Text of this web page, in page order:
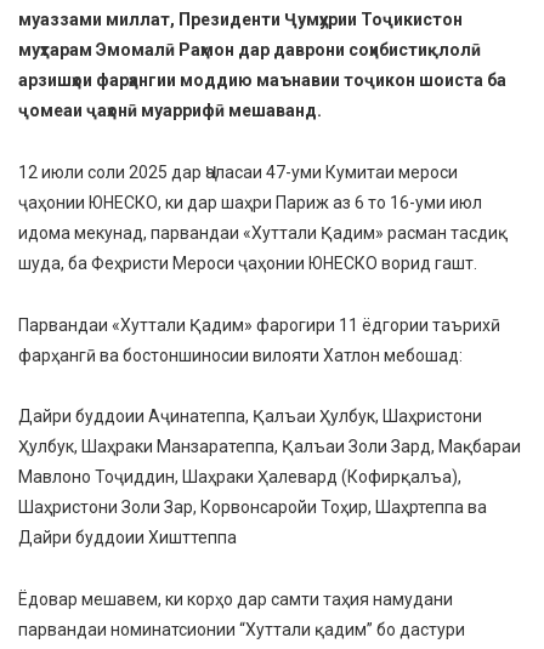
муаззами миллат, Президенти Ҷумҳурии Тоҷикистон
муҳтарам Эмомалӣ Раҳмон дар даврони соҳибистиқлолӣ
арзишҳои фарҳангии моддию маънавии тоҷикон шоиста ба
ҷомеаи ҷаҳонӣ муаррифӣ мешаванд.
12 июли соли 2025 дар Ҷаласаи 47-уми Кумитаи мероси
ҷаҳонии ЮНЕСКО, ки дар шаҳри Париж аз 6 то 16-уми июл
идома мекунад, парвандаи «Хуттали Қадим» расман тасдиқ
шуда, ба Феҳристи Мероси ҷаҳонии ЮНЕСКО ворид гашт.
Парвандаи «Хуттали Қадим» фарогири 11 ёдгории таърихӣ
фарҳангӣ ва бостоншиносии вилояти Хатлон мебошад:
Дайри буддоии Аҷинатеппа, Қалъаи Ҳулбук, Шаҳристони
Ҳулбук, Шаҳраки Манзаратеппа, Қалъаи Золи Зард, Мақбараи
Мавлоно Тоҷиддин, Шаҳраки Ҳалевард (Кофирқалъа),
Шаҳристони Золи Зар, Корвонсаройи Тоҳир, Шаҳртеппа ва
Дайри буддоии Хишттеппа
Ёдовар мешавем, ки корҳо дар самти таҳия намудани
парвандаи номинатсионии “Хуттали қадим” бо дастури